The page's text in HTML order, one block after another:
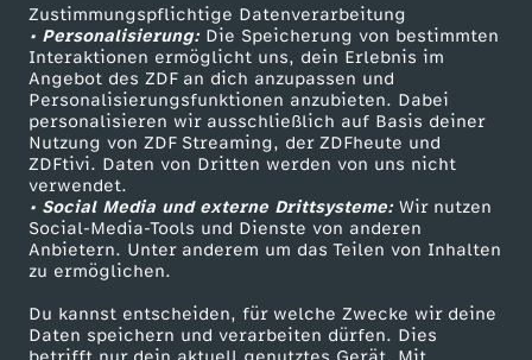
Zustimmungspflichtige Datenverarbeitung
• Personalisierung:Die Speicherung von bestimmten
Interaktionen ermöglicht uns, dein Erlebnis im
Angebot des ZDF an dich anzupassen und
Personalisierungsfunktionen anzubieten. Dabei
personalisieren wir ausschließlich auf Basis deiner
Nutzung von ZDF Streaming, der ZDFheute und
ZDFtivi. Daten von Dritten werden von uns nicht
verwendet.
• Social Media und externe Drittsysteme:Wir nutzen
Social-Media-Tools und Dienste von anderen
Anbietern. Unter anderem um das Teilen von Inhalten
zu ermöglichen.
Du kannst entscheiden, für welche Zwecke wir deine
Daten speichern und verarbeiten dürfen. Dies
ä
c
h
t
i
g
Livestreams
Sendungen A-Z
TV-Programm
Zuschauerservice
Hilfe
ZDF Unternehmen
Karriere
ZDF goes Schule